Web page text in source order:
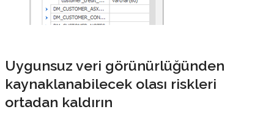
Uygunsuz veri görünürlüğünden
kaynaklanabilecek olası riskleri
ortadan kaldırın